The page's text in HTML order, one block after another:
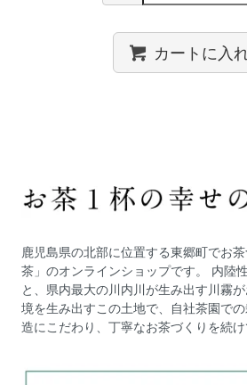
カートに入
鹿児島県の北部に位置する東郷町でお
茶」のオンラインショップです。 内陸
と、県内最大の川内川が生み出す川霧
境を生み出すこの土地で、自社茶園で
造にこだわり、丁寧なお茶づくりを続け